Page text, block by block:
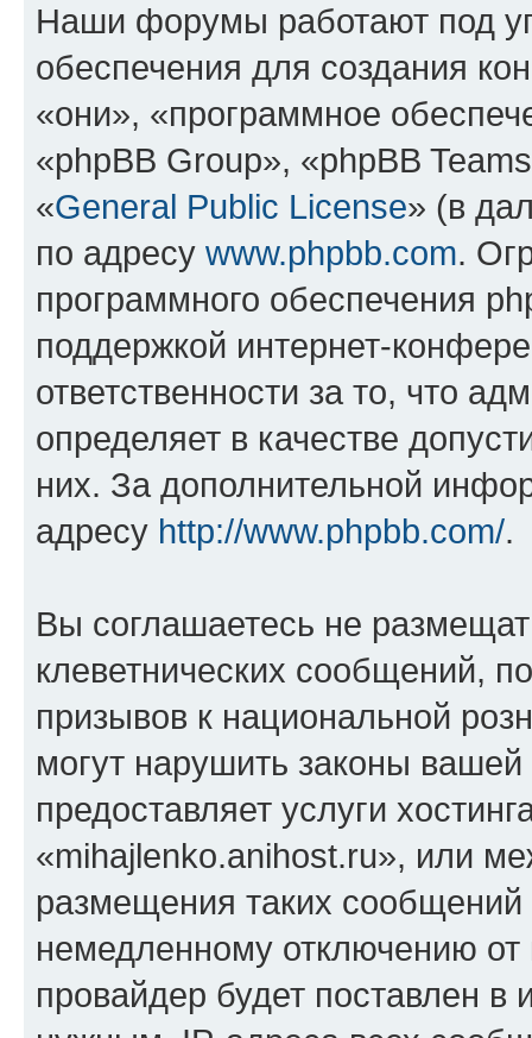
Наши форумы работают под
обеспечения для создания
«они», «программное
«phpBB Group», «phpBB
«General Public License» (в
по адресу www.phpbb.com.
программного обеспечения
поддержкой интернет-
ответственности за то, что
определяет в качестве
них. За дополнительной
адресу http://www.phpbb.com/.
Вы соглашаетесь не
клеветнических сообщений,
призывов к национальной
могут нарушить законы
предоставляет услуги
«mihajlenko.anihost.ru», или
размещения таких
немедленному отключению
провайдер будет поставлен в